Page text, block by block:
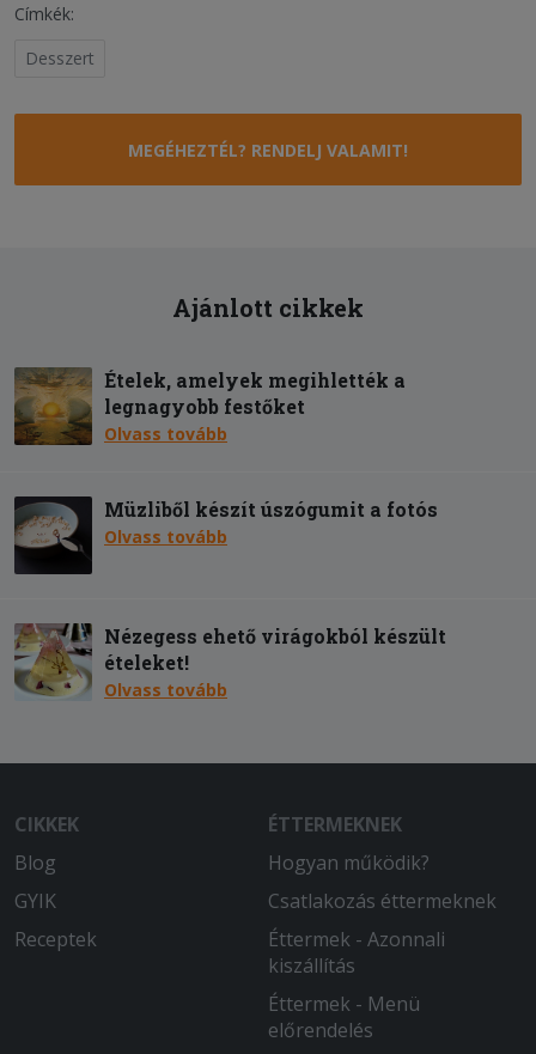
Címkék:
Desszert
MEGÉHEZTÉL? RENDELJ VALAMIT!
Ajánlott cikkek
Ételek, amelyek megihlették a
legnagyobb festőket
Olvass tovább
Müzliből készít úszógumit a fotós
Olvass tovább
Nézegess ehető virágokból készült
ételeket!
Olvass tovább
CIKKEK
Blog
GYIK
Receptek
ÉTTERMEKNEK
Hogyan működik?
Csatlakozás éttermeknek
Éttermek - Azonnali
kiszállítás
Éttermek - Menü
előrendelés